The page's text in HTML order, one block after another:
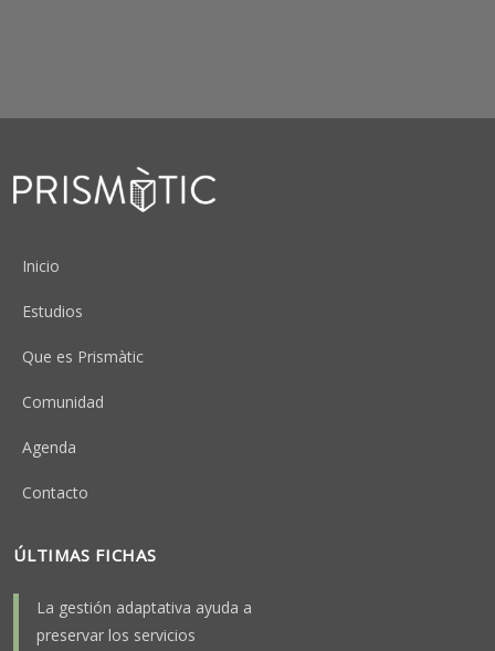
Peu
Inicio
Estudios
Que es Prismàtic
Comunidad
Agenda
Contacto
ÚLTIMAS FICHAS
La gestión adaptativa ayuda a
preservar los servicios